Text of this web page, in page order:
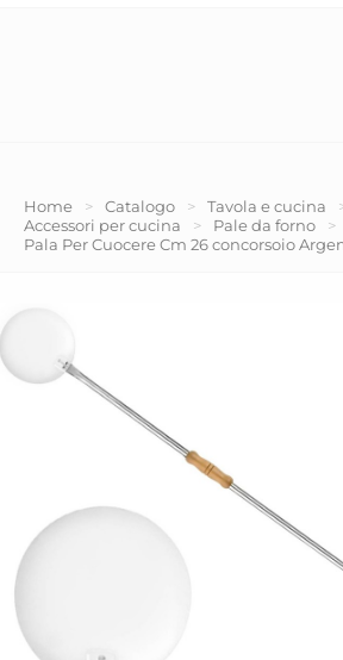
Home > Catalogo > Tavola e cucina
Accessori per cucina
> Pale da forno
>
Pala Per Cuocere Cm 26 concorsoio